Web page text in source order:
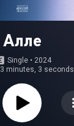
Алле
Single • 2024
3 minutes, 3 seconds